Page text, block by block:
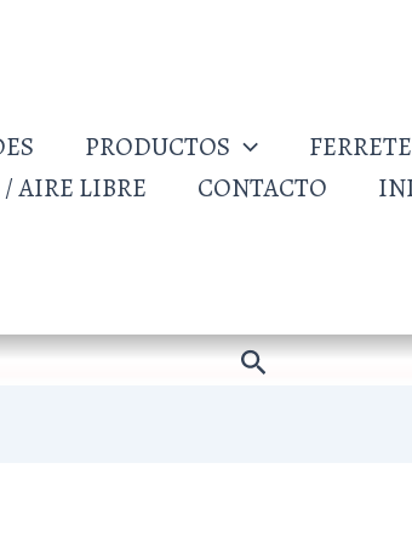
PRODUCTOS
AIRE LIBRE
CONTACTO
Buscar